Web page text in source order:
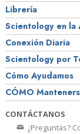
Librería
Scientology en la
Conexión Diaria
Scientology por
Cómo Ayudamos
CÓMO
CONTÁCTANOS
¿Preguntas?